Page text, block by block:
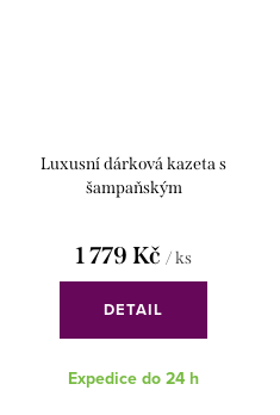
Luxusní dárková kazeta s
šampaňským
1 779 Kč / ks
DETAIL
Expedice do 24 h